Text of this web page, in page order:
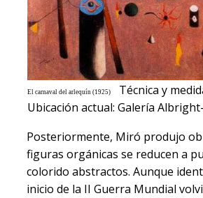
El carnaval del arlequín (1925)
Técnica y
Ubicación actual: Galería
Posteriormente, Miró produjo
figuras orgánicas se reducen a
colorido abstractos. Aunque
inicio de la II Guerra Mundial